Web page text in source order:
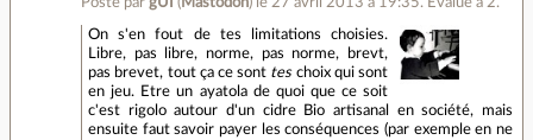
On s'en fout de tes limitations choisies.
Libre, pas libre, norme, pas norme, brevt,
pas brevet, tout ça ce sont teschoix qui sont
en jeu. Etre un ayatola de quoi que ce soit
c'est rigolo autour d'un cidre Bio artisanal en société, mais
ensuite faut savoir payer les conséquences (par exemple en ne